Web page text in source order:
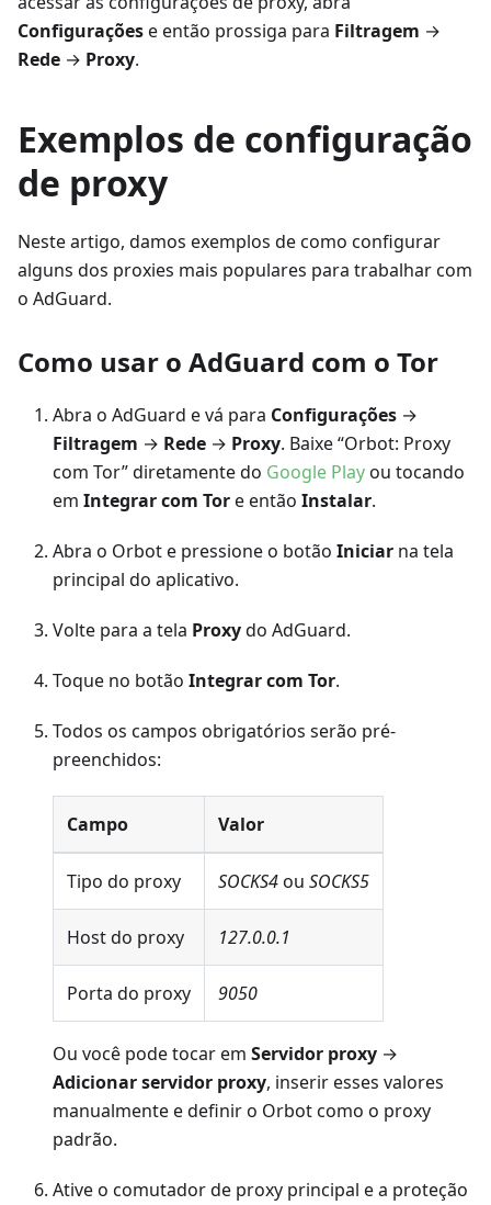
Configuraçõese então prossiga para Filtragem →
Rede → Proxy.
Exemplos de configuração
de proxy
Neste artigo, damos exemplos de como configurar
alguns dos proxies mais populares para trabalhar com
o AdGuard.
Como usar o AdGuard com o Tor
Abra o AdGuard e vá para Configurações →
Filtragem → Rede → Proxy. Baixe “Orbot: Proxy
com Tor” diretamente do Google Playou tocando
em Integrar com Tore então Instalar.
Abra o Orbot e pressione o botão Iniciar na tela
principal do aplicativo.
Volte para a tela Proxydo AdGuard.
Toque no botão Integrar com Tor.
Todos os campos obrigatórios serão pré-
preenchidos:
Campo Valor
Tipo do proxy SOCKS4ou SOCKS5
Host do proxy 127.0.0.1
Porta do proxy 9050
Ou você pode tocar em Servidor proxy →
Adicionar servidor proxy, inserir esses valores
manualmente e definir o Orbot como o proxy
padrão.
Ative o comutador de proxy principal e a proteção